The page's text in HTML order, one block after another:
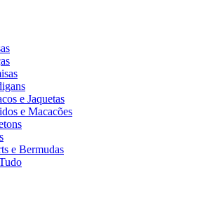
e Jaquetas
e Macacões
e Bermudas